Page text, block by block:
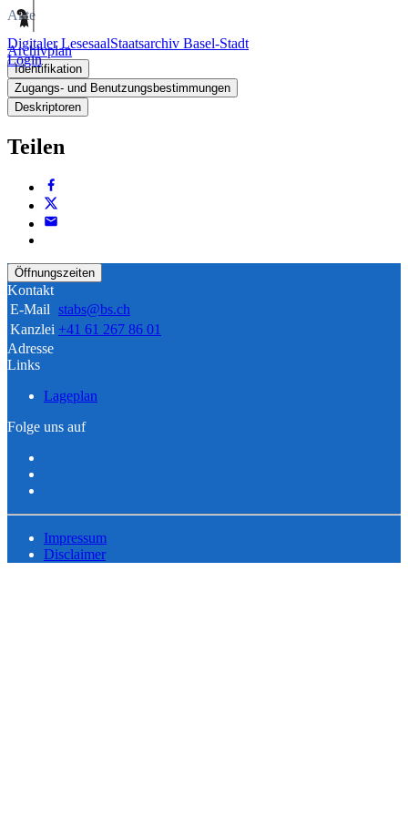
Digitaler LesesaalStaatsarchiv Basel-Stadt
Login
Akte
Archivplan
Identifikation
Zugangs- und Benutzungsbestimmungen
Deskriptoren
Teilen
Öffnungszeiten
Kontakt
E-Mail stabs@bs.ch
Kanzlei +41 61 267 86 01
Adresse
Links
Lageplan
Folge uns auf
Impressum
Disclaimer